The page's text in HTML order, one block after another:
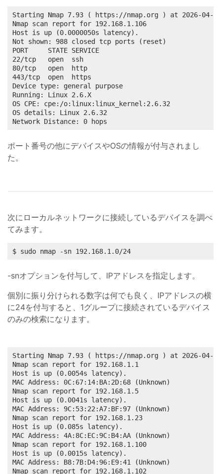
Starting Nmap 7.93 ( https://nmap.org ) at 2026-04-
Nmap scan report for 192.168.1.106
Host is up (0.0000050s latency).
Not shown: 988 closed tcp ports (reset)
PORT     STATE SERVICE
22/tcp   open  ssh
80/tcp   open  http
443/tcp  open  https
Device type: general purpose
Running: Linux 2.6.X
OS CPE: cpe:/o:linux:linux_kernel:2.6.32
OS details: Linux 2.6.32
Network Distance: 0 hops
ポート番号の他にデバイスやOSの情報が付与されまし
た。
次にローカルネットワークに接続しているデバイスを調べ
てみます。
$ sudo nmap -sn 192.168.1.0/24
-snオプションを付与して、IPアドレスを指定します。
個別に振り分けられる数字は何でも良く、IPアドレスの横
に24を付与すると、1グループに接続されているデバイス
のみの検索になります。
Starting Nmap 7.93 ( https://nmap.org ) at 2026-04-
Nmap scan report for 192.168.1.1
Host is up (0.0054s latency).
MAC Address: 0C:67:14:BA:2D:68 (Unknown)
Nmap scan report for 192.168.1.5
Host is up (0.0041s latency).
MAC Address: 9C:53:22:A7:BF:97 (Unknown)
Nmap scan report for 192.168.1.23
Host is up (0.085s latency).
MAC Address: 4A:8C:EC:9C:B4:AA (Unknown)
Nmap scan report for 192.168.1.100
Host is up (0.0015s latency).
MAC Address: B8:7B:D4:96:E9:41 (Unknown)
Nmap scan report for 192.168.1.102